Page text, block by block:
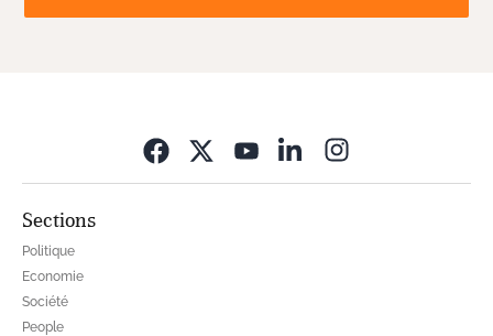
Sections
Politique
Economie
Société
People